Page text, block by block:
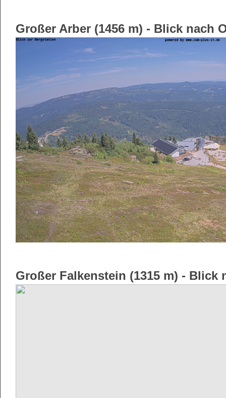
Großer Arber (1456 m) - Blick nach
Großer Falkenstein (1315 m) - Blick